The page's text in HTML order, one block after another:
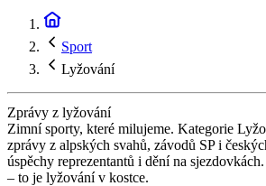
Sport
Lyžování
Zprávy z lyžování
Zimní sporty, které milujeme. Kategorie
zprávy z alpských svahů, závodů SP i
úspěchy reprezentantů i dění na
– to je lyžování v kostce.